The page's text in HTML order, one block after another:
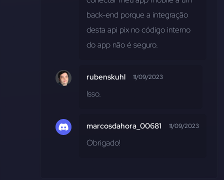
back-end porque a integração
desta api pix no código interno
do app não é seguro.
rubenskuhl 11/09/2023
Isso.
marcosdahora_00681 11/09/2023
Obrigado!